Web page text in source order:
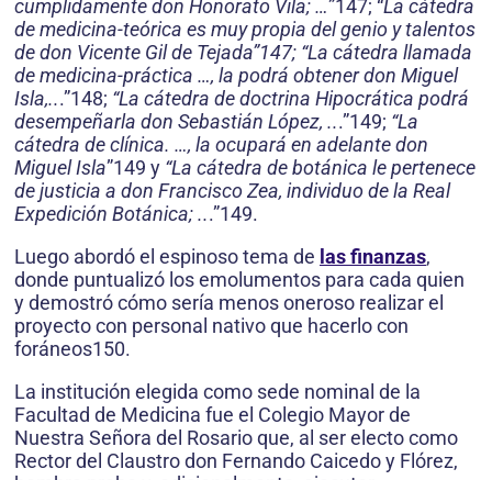
cumplidamente don Honorato Vila; …”147; “La cátedra
de medicina-teórica es muy propia del genio y talentos
de don Vicente Gil de Tejada”147; “La cátedra llamada
de medicina-práctica …, la podrá obtener don Miguel
Isla,...”148; “La cátedra de doctrina Hipocrática podrá
desempeñarla don Sebastián López, ...”149; “La
cátedra de clínica. …, la ocupará en adelante don
Miguel Isla”149 y “La cátedra de botánica le pertenece
de justicia a don Francisco Zea, individuo de la Real
Expedición Botánica; ...”149.
Luego abordó el espinoso tema de las finanzas,
donde puntualizó los emolumentos para cada quien
y demostró cómo sería menos oneroso realizar el
proyecto con personal nativo que hacerlo con
foráneos150.
La institución elegida como sede nominal de la
Facultad de Medicina fue el Colegio Mayor de
Nuestra Señora del Rosario que, al ser electo como
Rector del Claustro don Fernando Caicedo y Flórez,